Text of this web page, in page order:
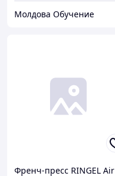
Молдова Обучение
Френч-пресс RINGEL Air